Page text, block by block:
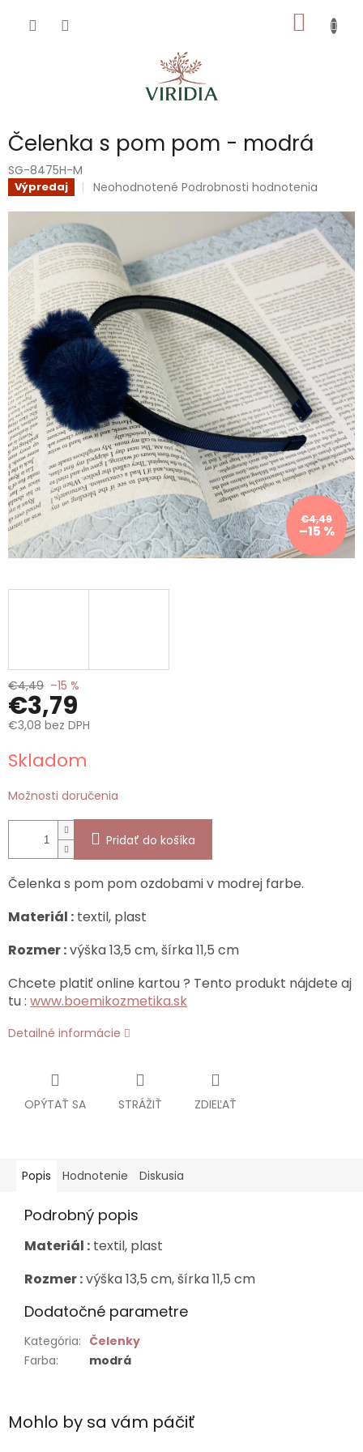
KOŠÍK
Čelenka s pom pom - modrá
SG-8475H-M
Výpredaj
Priemerné
produktu
je
0,0
z
5
hviezdičiek.
Neohodnotené Podrobnosti hodnotenia
€4,49
–15 %
€4,49 –15 %
€3,79
€3,08 bez DPH
cena:
Skladom
Možnosti doručenia
Pridať do košíka
Čelenka s pom pom ozdobami v modrej farbe.
Materiál : textil, plast
Rozmer :výška 13,5 cm, šírka 11,5 cm
Chcete platiť online kartou ? Tento produkt nájdete aj
tu : www.boemikozmetika.sk
Detailné informácie
OPÝTAŤ SA STRÁŽIŤ ZDIEĽAŤ
Mohlo by sa vám páčiť
Popis Hodnotenie Diskusia
Podrobný popis
Materiál : textil, plast
Rozmer :výška 13,5 cm, šírka 11,5 cm
Dodatočné parametre
Kategória: Čelenky
Farba: modrá